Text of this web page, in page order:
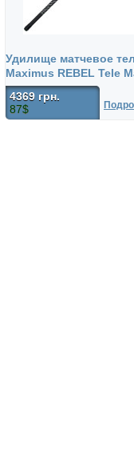
Удилище матчевое
Maximus REBEL Tele
4369 грн.
87$